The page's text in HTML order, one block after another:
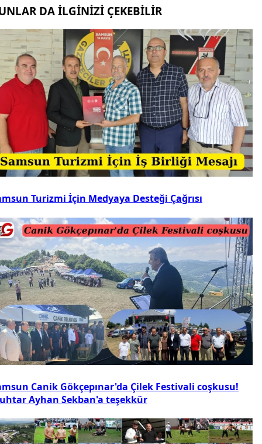
DA İLGİNİZİ ÇEKEBİLİR
Turizmi İçin Medyaya Desteği Çağrısı
Canik Gökçepınar'da Çilek Festivali coşkusu!
Ayhan Sekban'a teşekkür